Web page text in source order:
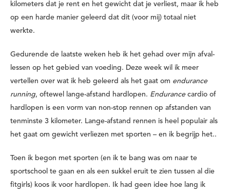
kilometers dat je rent en het gewicht dat je verliest, maar ik heb
op een harde manier geleerd dat dit (voor mij) totaal niet
werkte.
Gedurende de laatste weken heb ik het gehad over mijn afval-
lessen op het gebied van voeding. Deze week wil ik meer
vertellen over wat ik heb geleerd als het gaat om endurance
running, oftewel lange-afstand hardlopen. Endurancecardio of
hardlopen is een vorm van non-stop rennen op afstanden van
tenminste 3 kilometer. Lange-afstand rennen is heel populair als
het gaat om gewicht verliezen met sporten – en ik begrijp het..
Toen ik begon met sporten (en ik te bang was om naar te
sportschool te gaan en als een sukkel eruit te zien tussen al die
fitgirls) koos ik voor hardlopen. Ik had geen idee hoe lang ik